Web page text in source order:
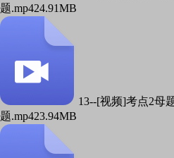
题.mp424.91MB
13--[视频]考点2母
题.mp423.94MB